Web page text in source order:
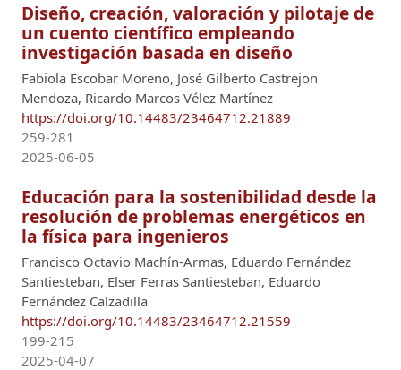
Diseño, creación, valoración y pilotaje de
un cuento científico empleando
investigación basada en diseño
Fabiola Escobar Moreno, José Gilberto Castrejon
Mendoza, Ricardo Marcos Vélez Martínez
https://doi.org/10.14483/23464712.21889
259-281
2025-06-05
Educación para la sostenibilidad desde la
resolución de problemas energéticos en
la física para ingenieros
Francisco Octavio Machín-Armas, Eduardo Fernández
Santiesteban, Elser Ferras Santiesteban, Eduardo
Fernández Calzadilla
https://doi.org/10.14483/23464712.21559
199-215
2025-04-07